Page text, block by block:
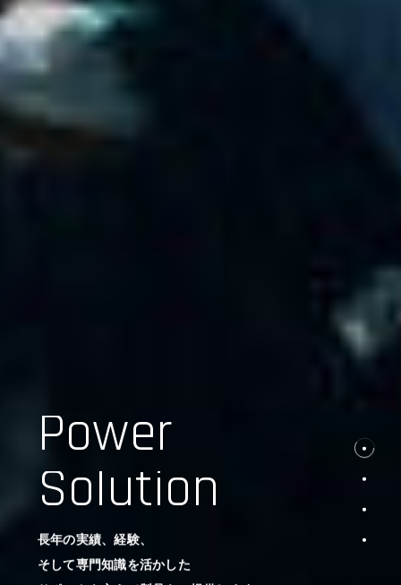
Power
Solution
長年の実績、経験、
そして専門知識を活かした